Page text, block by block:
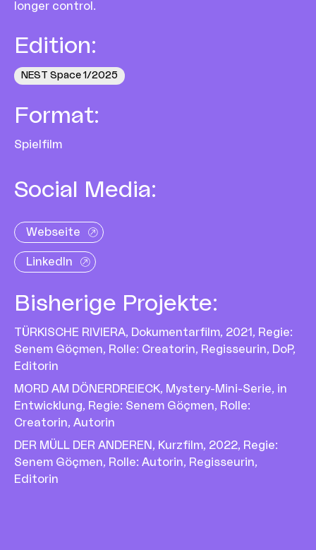
longer control.
Edition:
NEST Space 1/2025
Format:
Spielfilm
Social Media:
Webseite
LinkedIn
Bisherige Projekte:
TÜRKISCHE RIVIERA, Dokumentarfilm, 2021, Regie:
Senem Göçmen, Rolle: Creatorin, Regisseurin, DoP,
Editorin
MORD AM DÖNERDREIECK, Mystery-Mini-Serie, in
Entwicklung, Regie: Senem Göçmen, Rolle:
Creatorin, Autorin
DER MÜLL DER ANDEREN, Kurzfilm, 2022, Regie:
Senem Göçmen, Rolle: Autorin, Regisseurin,
Editorin